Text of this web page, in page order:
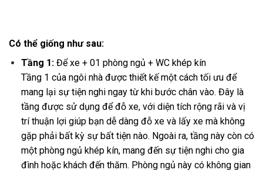
Có thể giống như sau:
Tầng 1:Để xe + 01 phòng ngủ + WC khép kín
Tầng 1 của ngôi nhà được thiết kế một cách tối ưu để
mang lại sự tiện nghi ngay từ khi bước chân vào. Đây là
tầng được sử dụng để đỗ xe, với diện tích rộng rãi và vị
trí thuận lợi giúp bạn dễ dàng đỗ xe và lấy xe mà không
gặp phải bất kỳ sự bất tiện nào. Ngoài ra, tầng này còn có
một phòng ngủ khép kín, mang đến sự tiện nghi cho gia
đình hoặc khách đến thăm. Phòng ngủ này có không gian